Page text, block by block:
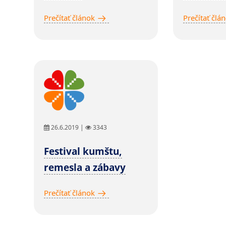
Prečítať článok Prečítať
26.6.2019 | 3343
Festival kumštu,
remesla a zábavy
Prečítať článok